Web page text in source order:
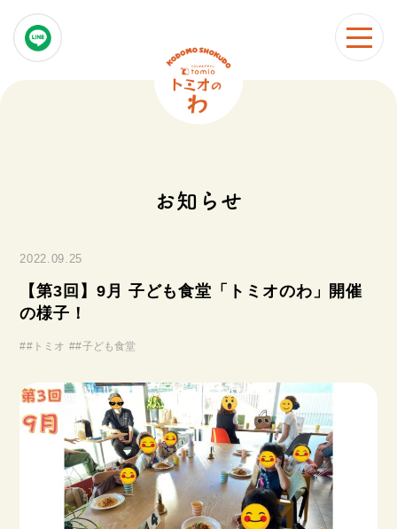
お知らせ
2022.09.25
【第3回】9月 子ども食堂「トミオのわ」開催
の様子！
##トミオ ##子ども食堂